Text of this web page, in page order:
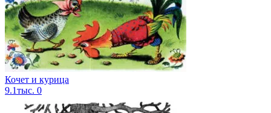
Кочет и курица
9.1тыс. 0